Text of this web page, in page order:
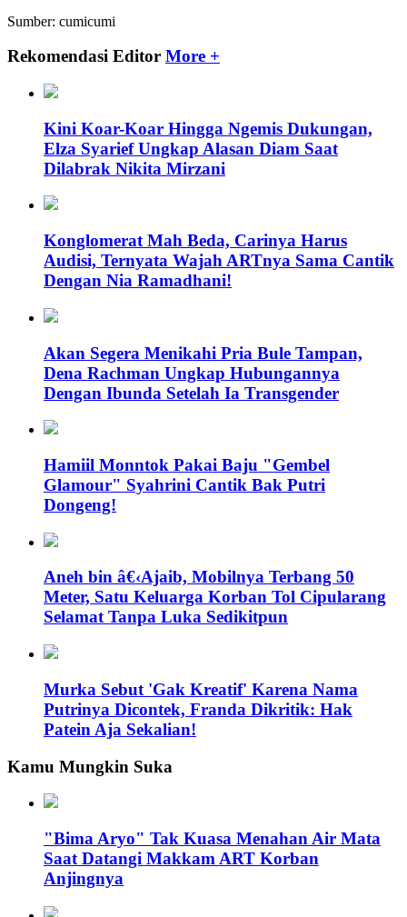
Sumber: cumicumi
Rekomendasi Editor More +
Kini Koar-Koar Hingga Ngemis Dukungan,
Elza Syarief Ungkap Alasan Diam Saat
Dilabrak Nikita Mirzani
Konglomerat Mah Beda, Carinya Harus
Audisi, Ternyata Wajah ARTnya Sama Cantik
Dengan Nia Ramadhani!
Akan Segera Menikahi Pria Bule Tampan,
Dena Rachman Ungkap Hubungannya
Dengan Ibunda Setelah Ia Transgender
Hamiil Monntok Pakai Baju "Gembel
Glamour" Syahrini Cantik Bak Putri
Dongeng!
Aneh bin â€‹Ajaib, Mobilnya Terbang 50
Meter, Satu Keluarga Korban Tol Cipularang
Selamat Tanpa Luka Sedikitpun
Murka Sebut 'Gak Kreatif' Karena Nama
Putrinya Dicontek, Franda Dikritik: Hak
Patein Aja Sekalian!
Kamu Mungkin Suka
"Bima Aryo" Tak Kuasa Menahan Air Mata
Saat Datangi Makkam ART Korban
Anjingnya